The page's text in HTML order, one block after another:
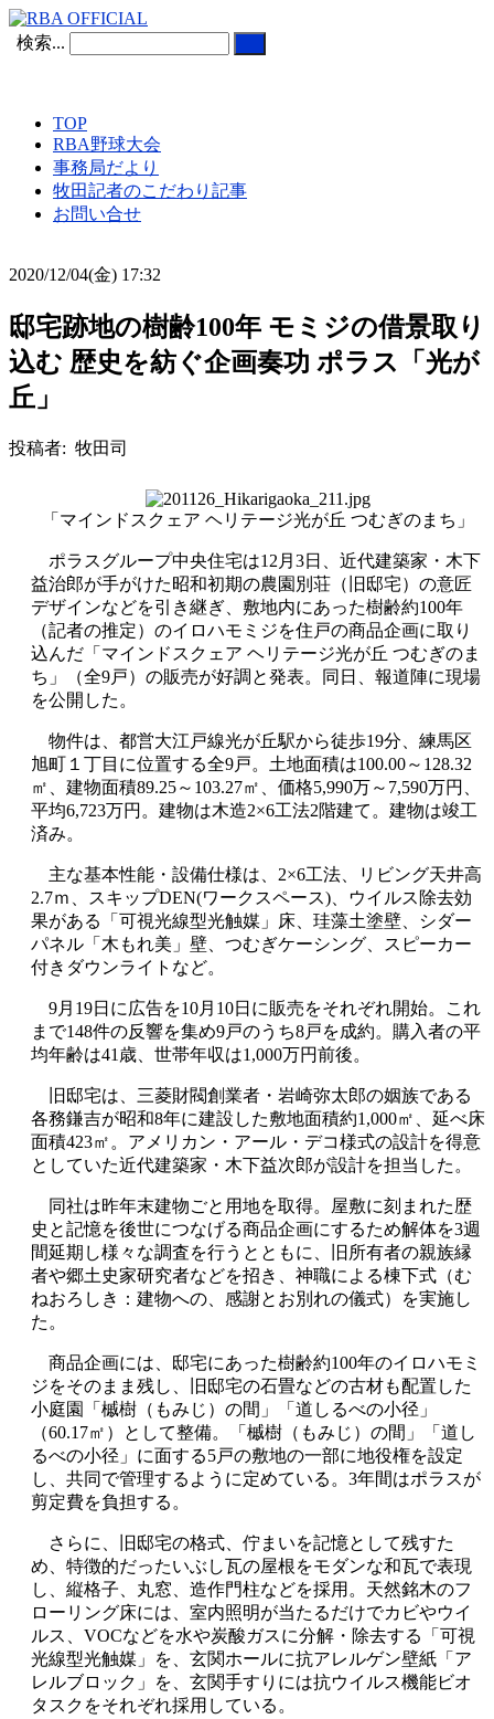
検索...
TOP
RBA野球大会
事務局だより
牧田記者のこだわり記事
お問い合せ
2020/12/04(金) 17:32
邸宅跡地の樹齢100年 モミジの借景取り
込む 歴史を紡ぐ企画奏功 ポラス「光が
丘」
投稿者: 牧田司
「マインドスクェア ヘリテージ光が丘 つむぎのまち」
ポラスグループ中央住宅は12月3日、近代建築家・木下
益治郎が手がけた昭和初期の農園別荘（旧邸宅）の意匠
デザインなどを引き継ぎ、敷地内にあった樹齢約100年
（記者の推定）のイロハモミジを住戸の商品企画に取り
込んだ「マインドスクェア ヘリテージ光が丘 つむぎのま
ち」（全9戸）の販売が好調と発表。同日、報道陣に現場
を公開した。
物件は、都営大江戸線光が丘駅から徒歩19分、練馬区
旭町１丁目に位置する全9戸。土地面積は100.00～128.32
㎡、建物面積89.25～103.27㎡、価格5,990万～7,590万円、
平均6,723万円。建物は木造2×6工法2階建て。建物は竣工
済み。
主な基本性能・設備仕様は、2×6工法、リビング天井高
2.7ｍ、スキップDEN(ワークスペース)、ウイルス除去効
果がある「可視光線型光触媒」床、珪藻土塗壁、シダー
パネル「木もれ美」壁、つむぎケーシング、スピーカー
付きダウンライトなど。
9月19日に広告を10月10日に販売をそれぞれ開始。これ
まで148件の反響を集め9戸のうち8戸を成約。購入者の平
均年齢は41歳、世帯年収は1,000万円前後。
旧邸宅は、三菱財閥創業者・岩崎弥太郎の姻族である
各務鎌吉が昭和8年に建設した敷地面積約1,000㎡、延べ床
面積423㎡。アメリカン・アール・デコ様式の設計を得意
としていた近代建築家・木下益次郎が設計を担当した。
同社は昨年末建物ごと用地を取得。屋敷に刻まれた歴
史と記憶を後世につなげる商品企画にするため解体を3週
間延期し様々な調査を行うとともに、旧所有者の親族縁
者や郷土史家研究者などを招き、神職による棟下式（む
ねおろしき：建物への、感謝とお別れの儀式）を実施し
た。
商品企画には、邸宅にあった樹齢約100年のイロハモミ
ジをそのまま残し、旧邸宅の石畳などの古材も配置した
小庭園「槭樹（もみじ）の間」「道しるべの小径」
（60.17㎡）として整備。「槭樹（もみじ）の間」「道し
るべの小径」に面する5戸の敷地の一部に地役権を設定
し、共同で管理するように定めている。3年間はポラスが
剪定費を負担する。
さらに、旧邸宅の格式、佇まいを記憶として残すた
め、特徴的だったいぶし瓦の屋根をモダンな和瓦で表現
し、縦格子、丸窓、造作門柱などを採用。天然銘木のフ
ローリング床には、室内照明が当たるだけでカビやウイ
ルス、VOCなどを水や炭酸ガスに分解・除去する「可視
光線型光触媒」を、玄関ホールに抗アレルゲン壁紙「ア
レルブロック」を、玄関手すりには抗ウイルス機能ビオ
タスクをそれぞれ採用している。